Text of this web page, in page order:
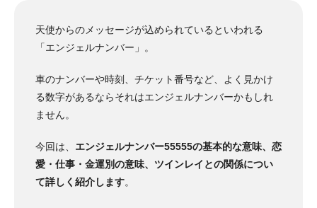
天使からのメッセージが込められているといわれる
「エンジェルナンバー」。
車のナンバーや時刻、チケット番号など、よく見かけ
る数字があるならそれはエンジェルナンバーかもしれ
ません。
今回は、 エンジェルナンバー55555の基本的な意味、恋
愛・仕事・金運別の意味、ツインレイとの関係につい
て詳しく紹介します。